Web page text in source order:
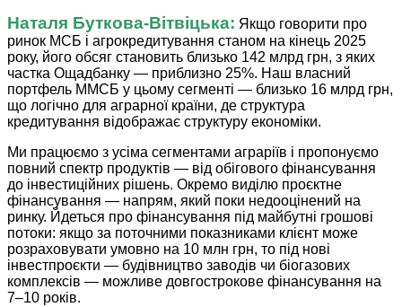
Наталя ­Буткова-Вітвіцька: Якщо говорити про
ринок МСБ і агрокредитування станом на кінець 2025
року, його обсяг становить близько 142 млрд грн, з яких
частка Ощадбанку — приблизно 25%. Наш власний
портфель ММСБ у цьому сегменті — близько 16 млрд грн,
що логічно для аграрної країни, де структура
кредитування відображає структуру економіки.
Ми працюємо з усіма сегментами аграріїв і пропонуємо
повний спектр продуктів — від обігового фінансування
до інвестиційних рішень. Окремо виділю проєктне
фінансування — напрям, який поки недооцінений на
ринку. Йдеться про фінансування під майбутні грошові
потоки: якщо за поточними показниками клієнт може
розраховувати умовно на 10 млн грн, то під нові
інвестпроєкти — будівництво заводів чи біогазових
комплексів — можливе довгострокове фінансування на
7–10 років.